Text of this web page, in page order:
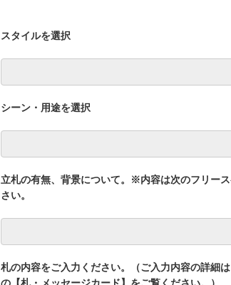
スタイルを選択
シーン・用途を選択
立札の有無、背景について。※内容は次のフリー
さい。
札の内容をご入力ください。（ご入力内容の詳細